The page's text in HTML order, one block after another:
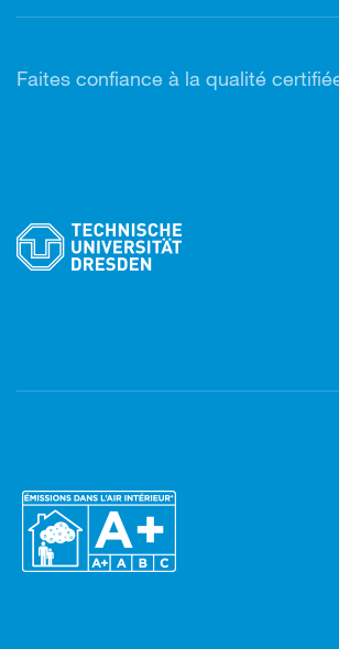
Faites confiance à la qualité